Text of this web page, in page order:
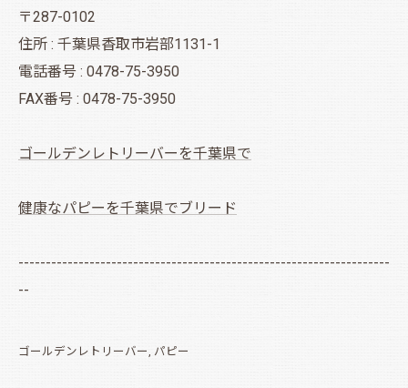
〒287-0102
住所 : 千葉県香取市岩部1131-1
電話番号 : 0478-75-3950
FAX番号 : 0478-75-3950
ゴールデンレトリーバーを千葉県で
健康なパピーを千葉県でブリード
--------------------------------------------------------------------
--
ゴールデンレトリーバー パピー